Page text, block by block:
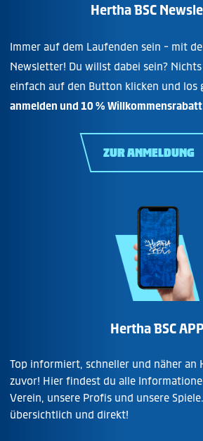
Hertha BSC
Immer auf dem Laufenden sein - mit
Newsletter! Du willst dabei sein?
einfach auf den Button klicken und los
anmelden und 10 %
ZUR ANMELDUNG
Hertha BSC APP
Top informiert, schneller und näher an
zuvor! Hier findest du alle
Verein, unsere Profis und unsere
übersichtlich und direkt!